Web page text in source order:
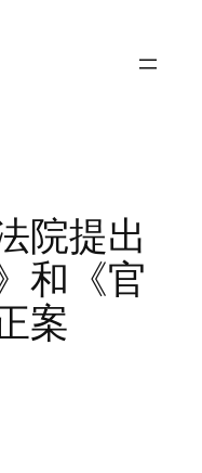
院提出
和《官
案